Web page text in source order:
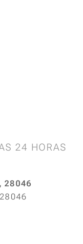
24 HORAS
28046